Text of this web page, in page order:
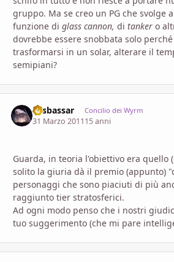
gruppo. Ma se creo un PG che svolge
funzione di glass cannon, di tanker o
dovrebbe essere snobbata solo
trasformarsi in un solar, alterare il
semipiani?
Sesbassar Concilio dei Wyrm
31 Marzo 201115 anni
Guarda, in teoria l'obiettivo era quello
solito la giuria dà il premio (appunto)
personaggi che sono piaciuti di più
raggiunto tier stratosferici.
Ad ogni modo penso che i nostri
tuo suggerimento (che mi pare